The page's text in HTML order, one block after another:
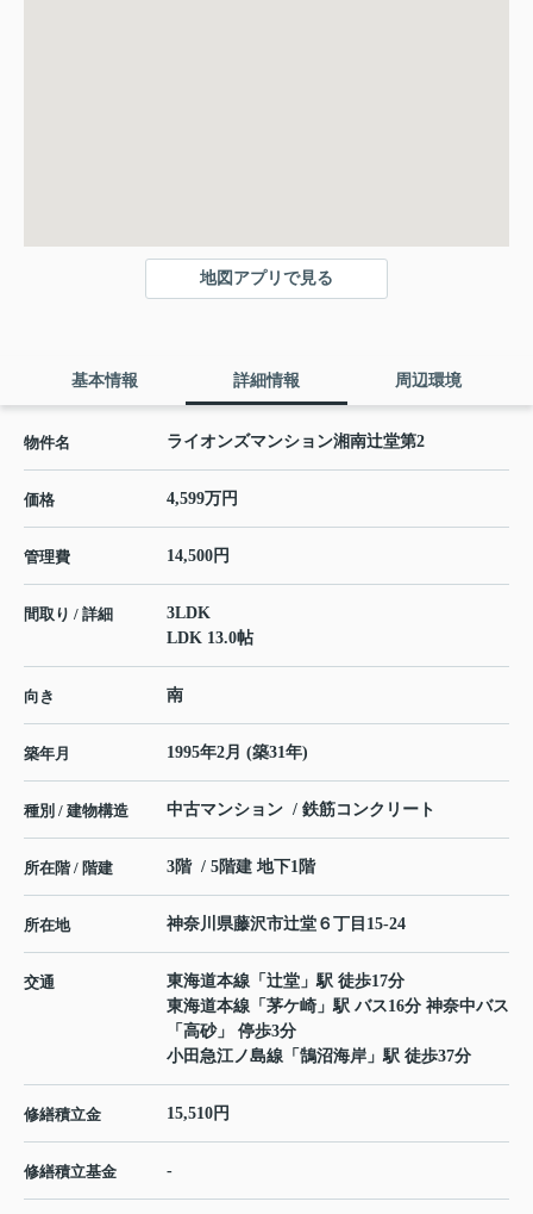
地図アプリで見る
基本情報 詳細情報 周辺環境
物件名 ライオンズマンション湘南辻堂第2
価格 4,599万円
管理費 14,500円
間取り / 詳細
3LDK
LDK 13.0帖
向き 南
築年月 1995年2月 (築31年)
種別 / 建物構造 中古マンション / 鉄筋コンクリート
所在階 / 階建 3階 / 5階建 地下1階
所在地 神奈川県藤沢市辻堂 ６丁目15-24
交通 東海道本線 「 辻堂 」駅 徒歩17分
東海道本線 「 茅ケ崎 」駅 バス16分 神奈中バス
「高砂」 停歩3分
小田急江ノ島線 「 鵠沼海岸 」駅 徒歩37分
修繕積立金 15,510円
修繕積立基金 -